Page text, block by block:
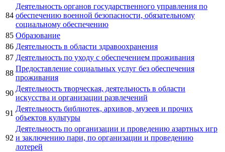
84
Деятельность органов государственного управления по
обеспечению военной безопасности, обязательному
социальному обеспечению
85 Образование
86 Деятельность в области здравоохранения
87 Деятельность по уходу с обеспечением проживания
88
Предоставление социальных услуг без обеспечения
проживания
90
Деятельность творческая, деятельность в области
искусства и организации развлечений
91
Деятельность библиотек, архивов, музеев и прочих
объектов культуры
92
Деятельность по организации и проведению азартных игр
и заключению пари, по организации и проведению
лотерей